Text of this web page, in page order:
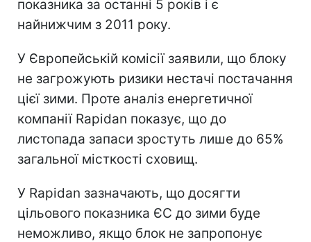
показника за останні 5 років і є
найнижчим з 2011 року.
У Європейській комісії заявили, що блоку
не загрожують ризики нестачі постачання
цієї зими. Проте аналіз енергетичної
компанії Rapidan показує, що до
листопада запаси зростуть лише до 65%
загальної місткості сховищ.
У Rapidan зазначають, що досягти
цільового показника ЄС до зими буде
неможливо, якщо блок не запропонує